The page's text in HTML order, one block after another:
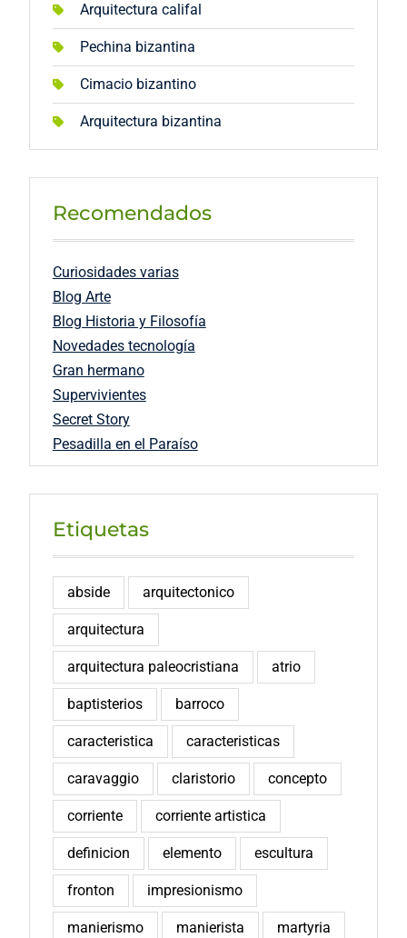
Arquitectura califal
Pechina bizantina
Cimacio bizantino
Arquitectura bizantina
Recomendados
Curiosidades varias
Blog Arte
Blog Historia y Filosofía
Novedades tecnología
Gran hermano
Supervivientes
Secret Story
Pesadilla en el Paraíso
Etiquetas
abside arquitectonico
arquitectura
arquitectura paleocristiana atrio
baptisterios barroco
caracteristica caracteristicas
caravaggio claristorio concepto
corriente corriente artistica
definicion elemento escultura
fronton impresionismo
manierismo manierista martyria